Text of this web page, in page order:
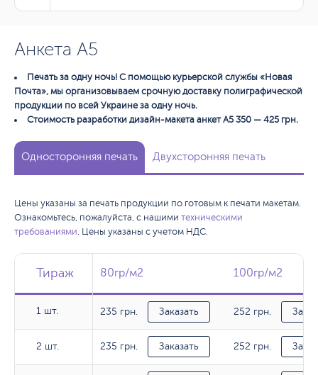
Анкета А5
Печать за одну ночь! С помощью курьерской службы «Новая
Почта», мы организовываем срочную доставку полиграфической
продукции по всей Украине за одну ночь.
Стоимость разработки дизайн-макета анкет А5 350 — 425 грн.
Односторонняя печать Двухсторонняя печать
Цены указаны за печать продукции по готовым к печати макетам.
Ознакомьтесь, пожалуйста, с нашими техническими
требованиями. Цены указаны с учетом НДС.
Тираж
1 шт.
2 шт.
Тираж 80гр/м2 100гр/м2
Тираж 80гр/м2 100гр/м2
1 шт. 235 грн. Заказать 252 грн.
2 шт. 235 грн. Заказать 252 грн.